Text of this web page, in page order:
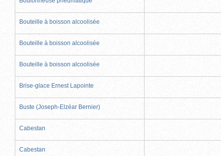
Bouteille à boisson alcoolisée
Bouteille à boisson alcoolisée
Bouteille à boisson alcoolisée
Brise-glace Ernest Lapointe
Buste (Joseph-Elzéar Bernier)
Cabestan
Cabestan